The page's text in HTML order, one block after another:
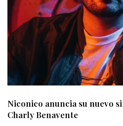
Niconico anuncia su nuevo
Charly Benavente